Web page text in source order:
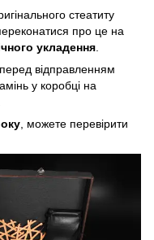
стеатиту
про це на
укладення
відправленням
у коробці на
, можете перевірити